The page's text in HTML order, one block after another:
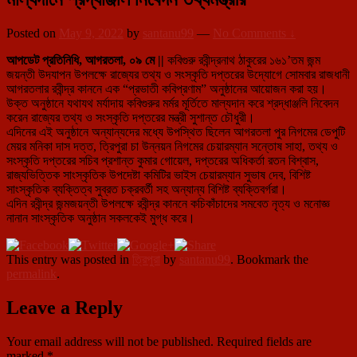
Posted on May 9, 2022 by santanu99 — No Comments ↓
আপডেট প্রতিনিধি, আগরতলা, ০৯ মে || কবিগুরু রবীন্দ্রনাথ ঠাকুরের ১৬১’তম জন্ম
জয়ন্তী উদযাপন উপলক্ষে রাজ্যের তথ্য ও সংস্কৃতি দপ্তরের উদ্যোগে সোমবার রাজধানী
আগরতলার রবীন্দ্র কাননে এক “প্রভাতী কবিপ্রণাম” অনুষ্ঠানের আয়োজন করা হয়।
উক্ত অনুষ্ঠানে যথাযথ মর্যাদায় কবিগুরুর মর্মর মূর্তিতে মাল্যদান করে শ্রদ্ধাঞ্জলি নিবেদন
করেন রাজ্যের তথ্য ও সংস্কৃতি দপ্তরের মন্ত্রী সুশান্ত চৌধুরী।
এদিনের এই অনুষ্ঠানে অন্যান্যদের মধ্যে উপস্থিত ছিলেন আগরতলা পুর নিগমের ডেপুটি
মেয়র মনিকা দাস দত্ত, ত্রিপুরা চা উন্নয়ন নিগমের চেয়ারম্যান সন্তোষ সাহা, তথ্য ও
সংস্কৃতি দপ্তরের সচিব প্রশান্ত কুমার গোয়েল, দপ্তরের অধিকর্তা রতন বিশ্বাস,
রাজ্যভিত্তিক সাংস্কৃতিক উপদেষ্টা কমিটির ভাইস চেয়ারম্যান সুভাষ দেব, বিশিষ্ট
সাংস্কৃতিক ব্যক্তিত্ব সুব্রত চক্রবর্তী সহ অন্যান্য বিশিষ্ট ব্যক্তিবর্গরা।
এদিন রবীন্দ্র জন্মজয়ন্তী উপলক্ষে রবীন্দ্র কাননে কচিকাঁচাদের সমবেত নৃত্য ও মনোজ্ঞ
নানান সাংস্কৃতিক অনুষ্ঠান সকলকেই মুগ্ধ করে।
This entry was posted in ত্রিপুরা by santanu99. Bookmark the
permalink.
Leave a Reply
Your email address will not be published. Required fields are